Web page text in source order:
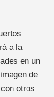
a la
en un
de
otros